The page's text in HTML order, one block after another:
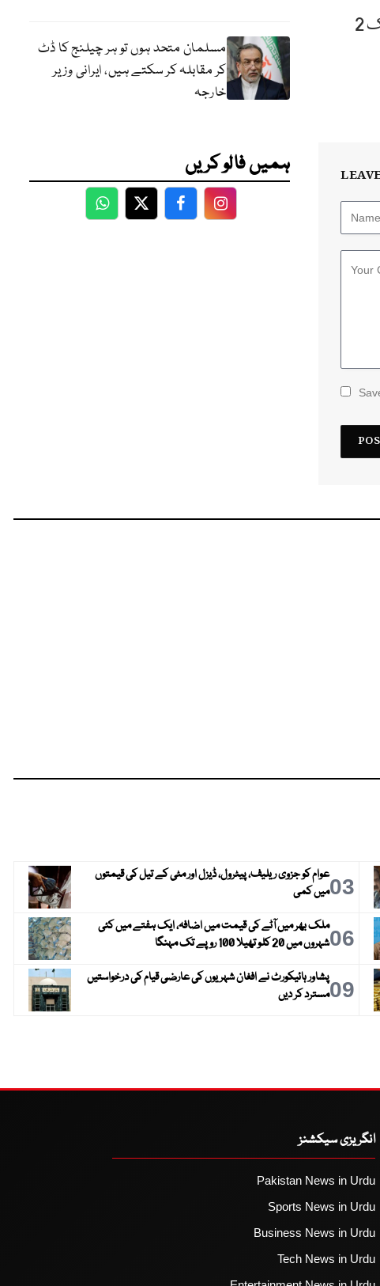
واضح رہے کہ کورونا وائرس گزشتہ سال کے اختتام پر چین کے شہر ووہان سے شروع ہوا تھا جس کی وجہ سے اب تک 2
مسلمان متحد ہوں تو ہر چیلنج کا ڈٹ
کر مقابلہ کر سکتے ہیں، ایرانی وزیر
خارجہ
ہمیں فالو کریں
WhatsApp
TwitterFacebookFacebook
03عوام کو جزوی ریلیف، پیٹرول، ڈیزل اور مٹی کے تیل کی قیمتوں
میں کمی
06ملک بھر میں آٹے کی قیمت میں اضافہ، ایک ہفتے میں کئی
شہروں میں 20 کلو تھیلا 100 روپے تک مہنگا
09پشاور ہائیکورٹ نے افغان شہریوں کی عارضی قیام کی درخواستیں
مسترد کر دیں
انگریزی سیکشنز
Pakistan News in Urdu
Sports News in Urdu
Business News in Urdu
Tech News in Urdu